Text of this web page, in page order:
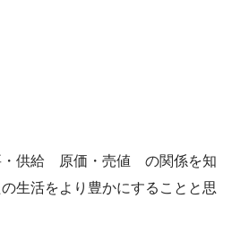
・供給 原価・売値 の関係を知
生活をより豊かにすることと思